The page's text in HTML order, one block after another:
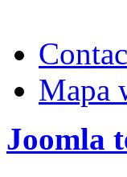
Mapa
Joomla